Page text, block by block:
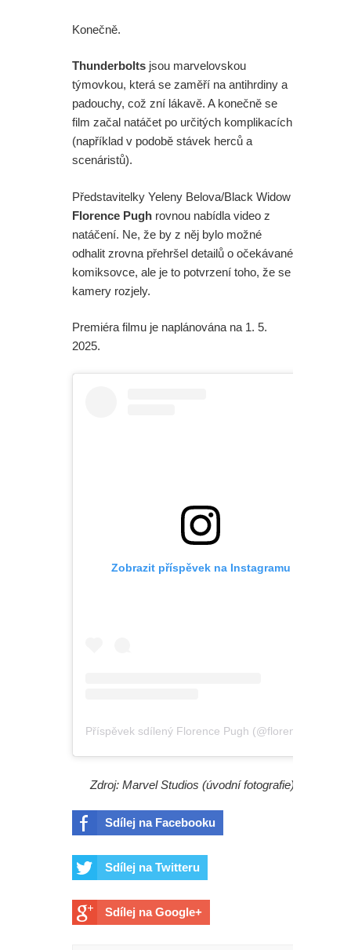
Konečně.
Thunderbolts jsou marvelovskou
týmovkou, která se zaměří na antihrdiny a
padouchy, což zní lákavě. A konečně se
film začal natáčet po určitých komplikacích
(například v podobě stávek herců a
scenáristů).
Představitelky Yeleny Belova/Black Widow
Florence Pugh rovnou nabídla video z
natáčení. Ne, že by z něj bylo možné
odhalit zrovna přehršel detailů o očekávané
komiksovce, ale je to potvrzení toho, že se
kamery rozjely.
Premiéra filmu je naplánována na 1. 5.
2025.
Zobrazit příspěvek na Instagramu
Zdroj: Marvel Studios (úvodní fotografie)
Sdílej na Facebooku
Sdílej na Twitteru
Sdílej na Google+